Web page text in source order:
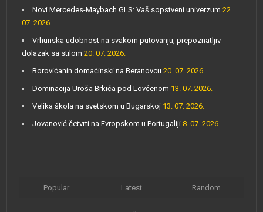
Novi Mercedes-Maybach GLS: Vaš sopstveni univerzum 22.
07. 2026.
Vrhunska udobnost na svakom putovanju, prepoznatljiv
dolazak sa stilom 20. 07. 2026.
Borovićanin domaćinski na Beranovcu 20. 07. 2026.
Dominacija Uroša Brkića pod Lovćenom 13. 07. 2026.
Velika škola na svetskom u Bugarskoj 13. 07. 2026.
Jovanović četvrti na Evropskom u Portugaliji 8. 07. 2026.
Popular Latest Random